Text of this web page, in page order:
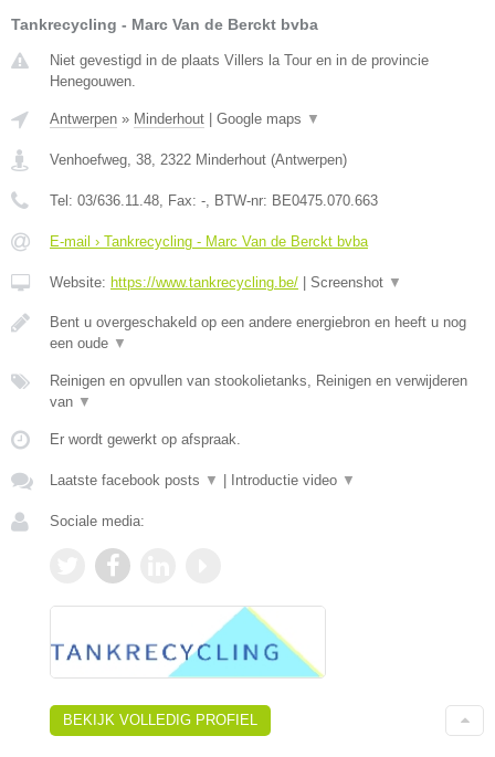
Tankrecycling - Marc Van de Berckt bvba
Niet gevestigd in de plaats Villers la Tour en in de provincie
Henegouwen.
Antwerpen » Minderhout | Google maps ▼
Venhoefweg, 38 2322 Minderhout (Antwerpen)
Tel: 03/636.11.48 , Fax: - , BTW-nr: BE0475.070.663
E-mail › Tankrecycling - Marc Van de Berckt bvba
Website: https://www.tankrecycling.be/ | Screenshot ▼
Bent u overgeschakeld op een andere energiebron en heeft u nog
een oude ▼
Reinigen en opvullen van stookolietanks, Reinigen en verwijderen
van ▼
Er wordt gewerkt op afspraak.
Laatste facebook posts ▼ | Introductie video ▼
Sociale media:
BEKIJK VOLLEDIG PROFIEL